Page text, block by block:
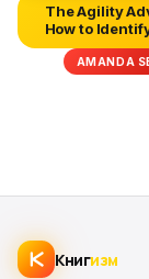
The Agility
How to
on...
AMANDA
Книгизм